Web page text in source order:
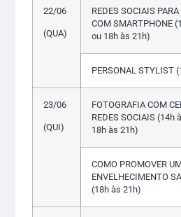
22/06
(QUA)
REDES SOCIAIS
COM SMARTPHONE
ou 18h às 21h)
PERSONAL STYLIST
23/06
(QUI)
FOTOGRAFIA COM
REDES SOCIAIS (14h
18h às 21h)
COMO PROMOVER
ENVELHECIMENTO
(18h às 21h)